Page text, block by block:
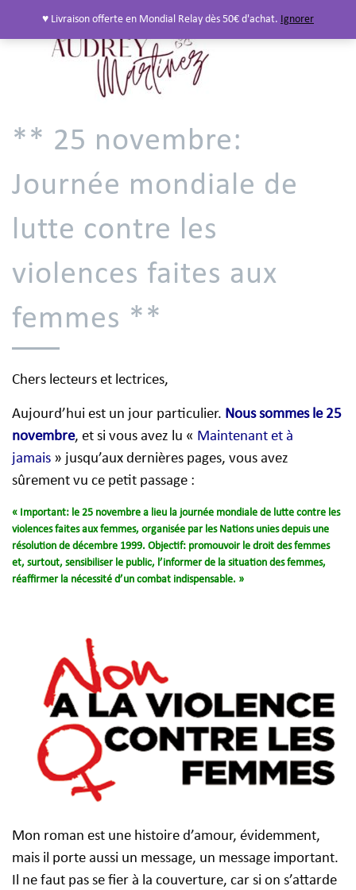
** 25 novembre:
Journée mondiale de
lutte contre les
violences faites aux
femmes **
Chers lecteurs et lectrices,
Aujourd’hui est un jour particulier. Nous sommes le 25
novembre, et si vous avez lu « Maintenant et à
jamais » jusqu’aux dernières pages, vous avez
sûrement vu ce petit passage :
« Important: le 25 novembre a lieu la journée mondiale de lutte contre les
violences faites aux femmes, organisée par les Nations unies depuis une
résolution de décembre 1999. Objectif: promouvoir le droit des femmes
et, surtout, sensibiliser le public, l’informer de la situation des femmes,
réaffirmer la nécessité d’un combat indispensable. »
Mon roman est une histoire d’amour, évidemment,
mais il porte aussi un message, un message important.
Il ne faut pas se fier à la couverture, car si on s’attarde
♥ Livraison offerte en Mondial Relay dès 50€ d'achat. Ignorer